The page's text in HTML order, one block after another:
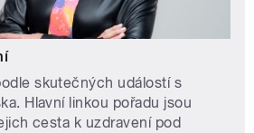
skutečných událostí s
Hlavní linkou pořadu jsou
cesta k uzdravení pod